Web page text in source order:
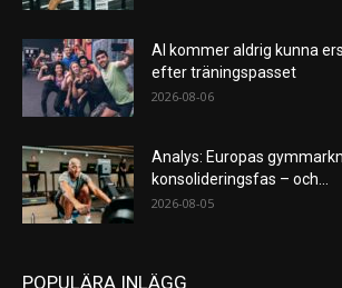
AI kommer aldrig kunna
efter träningspasset
2026-08-06
Analys: Europas
konsolideringsfas – och...
2026-08-05
POPULÄRA INLÄGG